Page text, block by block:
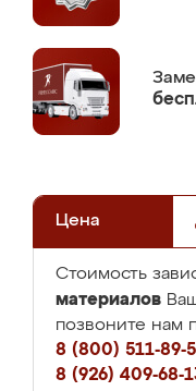
Цена
Стоимость
материалов
позвоните нам
8 (800) 511-89-
8 (926) 409-68-